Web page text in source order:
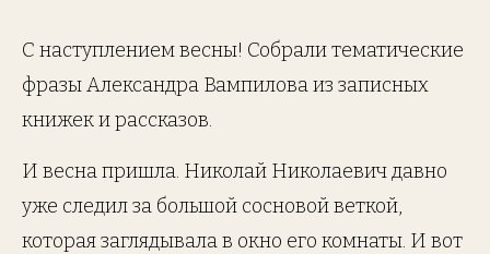
С наступлением весны! Собрали тематические
фразы Александра Вампилова из записных
книжек и рассказов.
И весна пришла. Николай Николаевич давно
уже следил за большой сосновой веткой,
которая заглядывала в окно его комнаты. И вот